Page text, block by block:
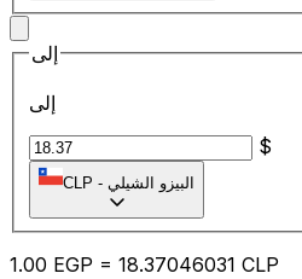
إلى
إلى
$
CLP - البيزو الشيلي
1.00 EGP = 18.37046031 CLP